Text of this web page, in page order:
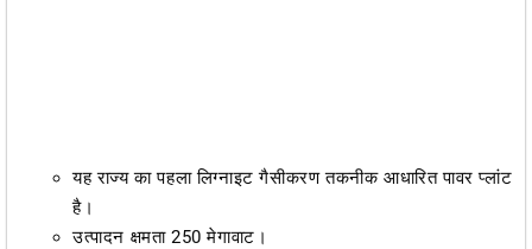
यह राज्य का पहला लिग्नाइट गैसीकरण तकनीक आधारित पावर प्लांट
है।
उत्पादन क्षमता 250 मेगावाट।